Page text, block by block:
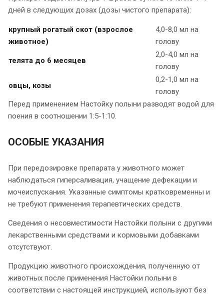
дней в следующих дозах (дозы чистого препарата):
крупный рогатый скот (взрослое
животное)
4,0-8,0 мл на
голову
телята до 6 месяцев
2,0-4,0 мл на
голову
овцы, козы
0,2-1,0 мл на
голову
Перед применением Настойку полыни разводят водой для
поения в соотношении 1:5-1:10.
ОСОБЫЕ УКАЗАНИЯ
При передозировке препарата у животного может
наблюдаться гиперсаливация, учащение дефекации и
мочеиспускания. Указанные симптомы кратковременны и
не требуют применения терапевтических средств.
Сведения о несовместимости Настойки полыни с другими
лекарственными средствами и кормовыми добавками
отсутствуют.
Продукцию животного происхождения, полученную от
животных после применения Настойки полыни в
соответствии с настоящей инструкцией, используют без